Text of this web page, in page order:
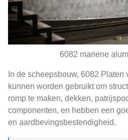
6082 mariene
In de scheepsbouw, 6082
kunnen worden gebruikt om
romp te maken, dekken,
componenten, en hebben een
en aardbevingsbestendigheid.